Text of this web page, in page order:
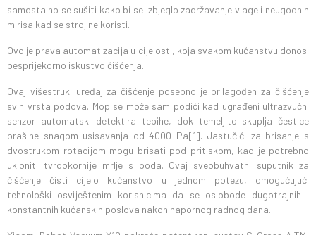
samostalno se sušiti kako bi se izbjeglo zadržavanje vlage i neugodnih
mirisa kad se stroj ne koristi.
Ovo je prava automatizacija u cijelosti, koja svakom kućanstvu donosi
besprijekorno iskustvo čišćenja.
Ovaj višestruki uređaj za čišćenje posebno je prilagođen za čišćenje
svih vrsta podova. Mop se može sam podići kad ugrađeni ultrazvučni
senzor automatski detektira tepihe, dok temeljito skuplja čestice
prašine snagom usisavanja od 4000 Pa[1]. Jastučići za brisanje s
dvostrukom rotacijom mogu brisati pod pritiskom, kad je potrebno
ukloniti tvrdokornije mrlje s poda. Ovaj sveobuhvatni suputnik za
čišćenje čisti cijelo kućanstvo u jednom potezu, omogućujući
tehnološki osviještenim korisnicima da se oslobode dugotrajnih i
konstantnih kućanskih poslova nakon napornog radnog dana.